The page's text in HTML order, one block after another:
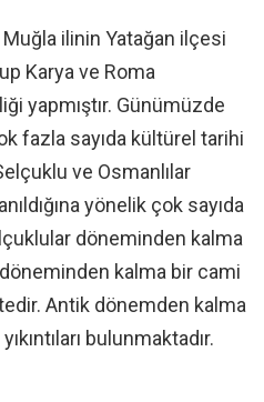
Muğla ilinin Yatağan ilçesi
Karya ve Roma
yapmıştır. Günümüzde
fazla sayıda kültürel tarihi
ve Osmanlılar
yönelik çok sayıda
döneminden kalma
kalma bir cami
Antik dönemden kalma
bulunmaktadır.